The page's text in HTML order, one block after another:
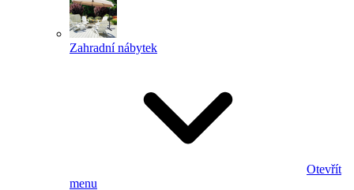
Zahradní nábytek
Otevřít
menu